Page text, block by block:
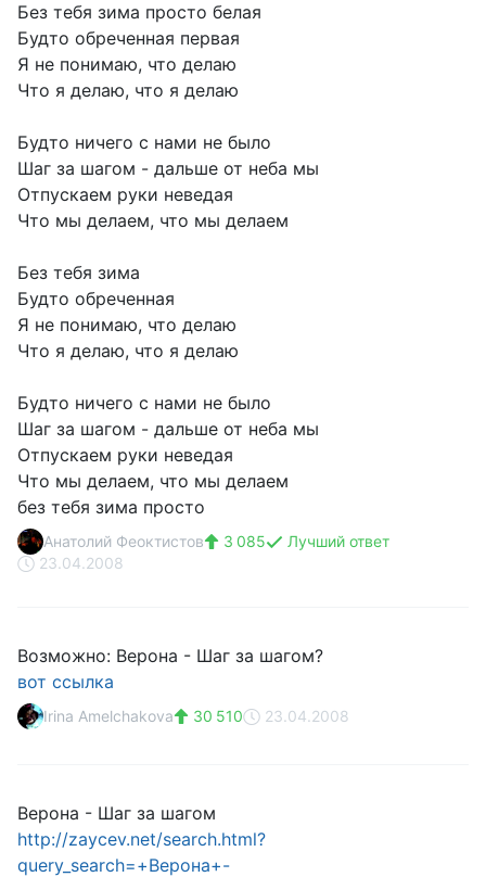
Без тебя зима просто белая
Будто обреченная первая
Я не понимаю, что делаю
Что я делаю, что я делаю
Будто ничего с нами не было
Шаг за шагом - дальше от неба мы
Отпускаем руки неведая
Что мы делаем, что мы делаем
Без тебя зима
Будто обреченная
Я не понимаю, что делаю
Что я делаю, что я делаю
Будто ничего с нами не было
Шаг за шагом - дальше от неба мы
Отпускаем руки неведая
Что мы делаем, что мы делаем
без тебя зима просто
Анатолий Феоктистов 3 085
Лучший ответ
23.04.2008
Возможно: Верона - Шаг за шагом?
вот ссылка
Irina Amelchakova 30 510 23.04.2008
Верона - Шаг за шагом
http://zaycev.net/search.html?
query_search=+Верона+-